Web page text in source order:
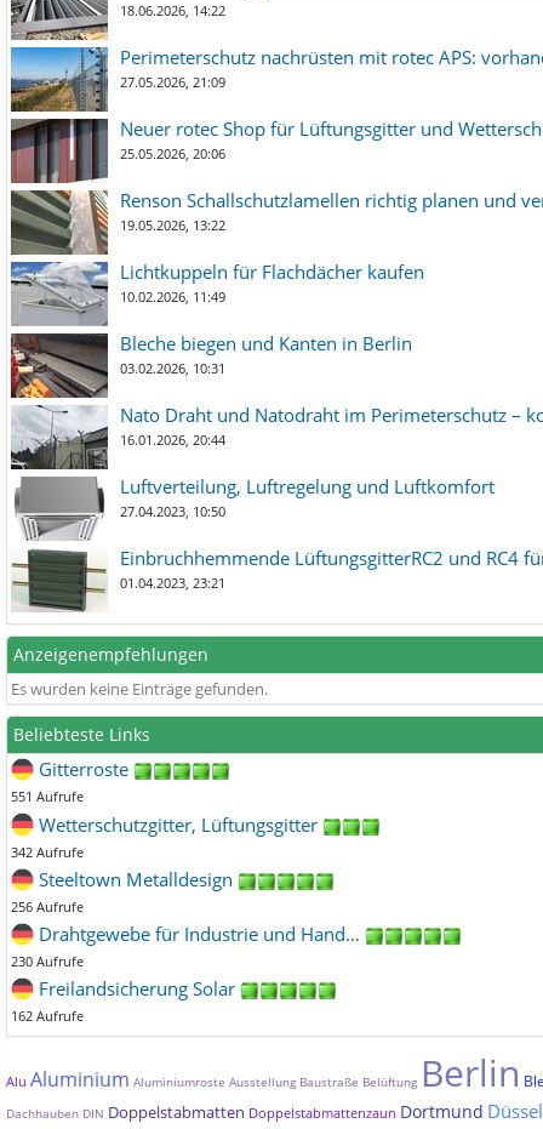
18.06.2026, 14:22
Perimeterschutz nachrüsten mit rotec APS:
27.05.2026, 21:09
Neuer rotec Shop für Lüftungsgitter und
25.05.2026, 20:06
Renson Schallschutzlamellen richtig planen und
19.05.2026, 13:22
Lichtkuppeln für Flachdächer kaufen
10.02.2026, 11:49
Bleche biegen und Kanten in Berlin
03.02.2026, 10:31
Nato Draht und Natodraht im Perimeterschutz –
16.01.2026, 20:44
Luftverteilung, Luftregelung und Luftkomfort
27.04.2023, 10:50
Einbruchhemmende LüftungsgitterRC2 und RC4
01.04.2023, 23:21
Anzeigenempfehlungen
Es wurden keine Einträge gefunden.
Beliebteste Links
Gitterroste
551 Aufrufe
Wetterschutzgitter, Lüftungsgitter
342 Aufrufe
Steeltown Metalldesign
256 Aufrufe
Drahtgewebe für Industrie und Hand…
230 Aufrufe
Freilandsicherung Solar
162 Aufrufe
Alu Aluminium Aluminiumroste Ausstellung Baustraße Belüftung Berlin
Dachhauben DIN Doppelstabmatten Doppelstabmattenzaun Dortmund